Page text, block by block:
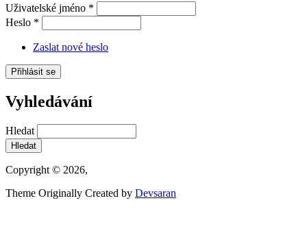
Uživatelské jméno *
Heslo *
Zaslat nové heslo
Vyhledávání
Hledat
Copyright © 2026,
Theme Originally Created by Devsaran